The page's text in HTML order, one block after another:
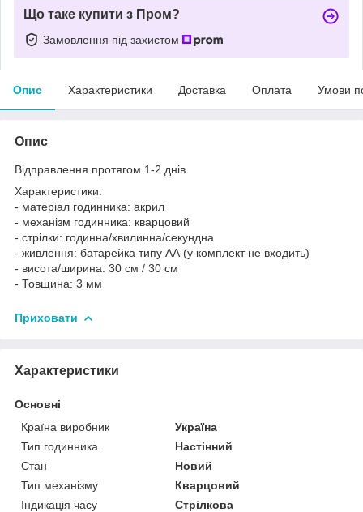
Що таке купити з Пром?
Замовлення під захистом
Опис Характеристики Доставка Оплата Умови
Опис
Відправлення протягом 1-2 днів
Характеристики:
- матеріал годинника: акрил
- механізм годинника: кварцовий
- стрілки: годинна/хвилинна/секундна
- живлення: батарейка типу АА (у комплект не входить)
- висота/ширина: 30 см / 30 см
- Товщина: 3 мм
Приховати
Характеристики
Основні
Країна виробник
Україна
Тип годинника
Настінний
Стан
Новий
Тип механізму
Кварцовий
Індикація часу
Стрілкова